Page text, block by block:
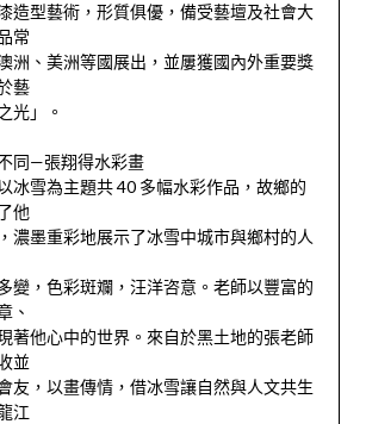
造型藝術，形質俱優，備受藝壇及社會大
常
洲、美洲等國展出，並屢獲國內外重要獎
藝
光」。
同—張翔得水彩畫
冰雪為主題共 40 多幅水彩作品，故鄉的
他
濃墨重彩地展示了冰雪中城市與鄉村的人
變，色彩斑斕，汪洋咨意。老師以豐富的
、
著他心中的世界。來自於黑土地的張老師
並
友，以畫傳情，借冰雪讓自然與人文共生
江